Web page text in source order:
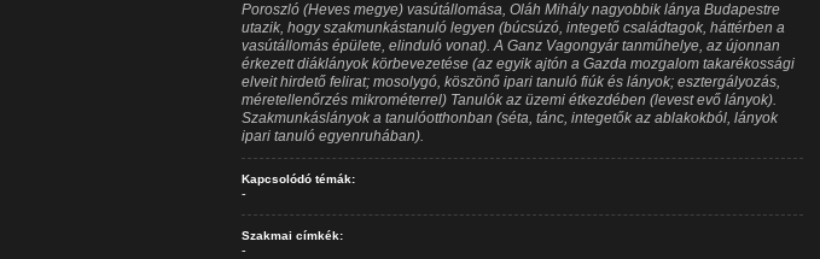
Poroszló (Heves megye) vasútállomása, Oláh Mihály nagyobbik lánya Budapestre
utazik, hogy szakmunkástanuló legyen (búcsúzó, integető családtagok, háttérben a
vasútállomás épülete, elinduló vonat). A Ganz Vagongyár tanműhelye, az újonnan
érkezett diáklányok körbevezetése (az egyik ajtón a Gazda mozgalom takarékossági
elveit hirdető felirat; mosolygó, köszönő ipari tanuló fiúk és lányok; esztergályozás,
méretellenőrzés mikrométerrel) Tanulók az üzemi étkezdében (levest evő lányok).
Szakmunkáslányok a tanulóotthonban (séta, tánc, integetők az ablakokból, lányok
ipari tanuló egyenruhában).
Kapcsolódó témák:
-
Szakmai címkék:
-